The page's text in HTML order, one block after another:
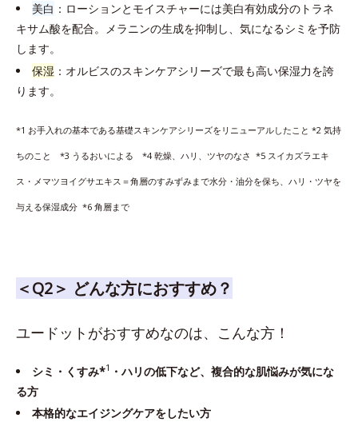
美白 ：ローションとモイスチャーには美白有効成分のトラネ
キサム酸を配合。メラニンの生成を抑制し、気になるシミを予防
します。
保湿 ：オルビスのスキンケアシリーズで最も高い保湿力を誇
ります。
*1 お手入れの基本である基礎スキンケアシリーズをリニューアルしたこと *2 気持
ちのこと *3 うるおいによる *4 乾燥、ハリ、ツヤのなさ *5 スイカズラエキ
ス・メマツヨイグサエキス＝角層のすみずみまで水分・油分を保ち、ハリ・ツヤを
与える保湿成分 *6 角層まで
＜Q2＞ どんな方におすすめ？
ユードットがおすすめなのは、こんな方！
シミ・くすみ*1 ・ハリの低下など、複合的な肌悩みが気にな
る方
本格的なエイジングケアをしたい方